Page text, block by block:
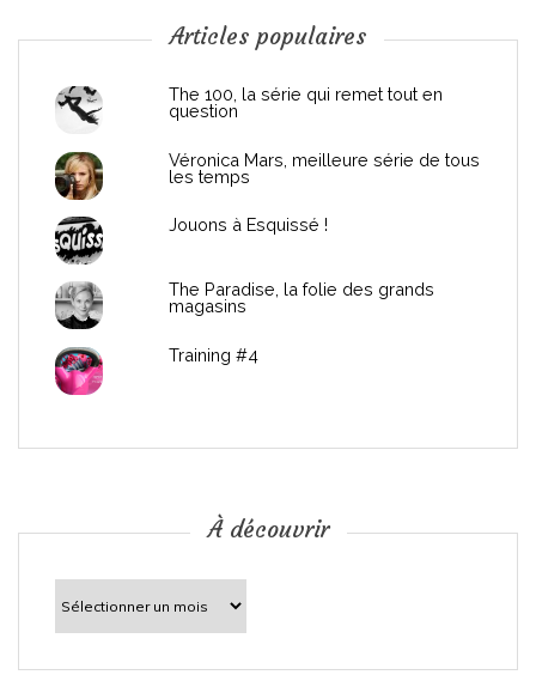
n
c
Articles populaires
The 100, la série qui remet tout en
question
Véronica Mars, meilleure série de tous
les temps
Jouons à Esquissé !
The Paradise, la folie des grands
magasins
Training #4
À découvrir
À
découvrir